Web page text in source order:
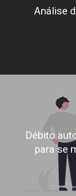
Análise
Débito
para se